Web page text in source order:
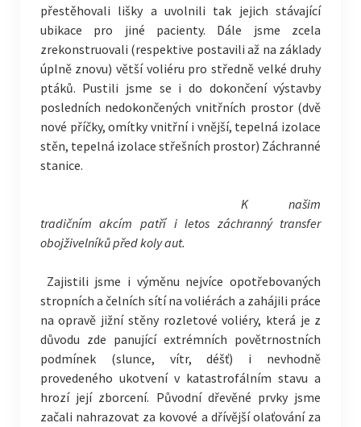
přestěhovali lišky a uvolnili tak jejich stávající
ubikace pro jiné pacienty. Dále jsme zcela
zrekonstruovali (respektive postavili až na základy
úplně znovu) větší voliéru pro středně velké druhy
ptáků. Pustili jsme se i do dokončení výstavby
posledních nedokončených vnitřních prostor (dvě
nové příčky, omítky vnitřní i vnější, tepelná izolace
stěn, tepelná izolace střešních prostor) Záchranné
stanice.
K našim
tradičním akcím patří i letos záchranný transfer
obojživelníků před koly aut.
Zajistili jsme i výměnu nejvíce opotřebovaných
stropních a čelních sítí na voliérách a zahájili práce
na opravě jižní stěny rozletové voliéry, která je z
důvodu zde panující extrémních povětrnostních
podmínek (slunce, vítr, déšť) i nevhodně
provedeného ukotvení v katastrofálním stavu a
hrozí její zborcení. Původní dřevěné prvky jsme
začali nahrazovat za kovové a dřívější olaťování za